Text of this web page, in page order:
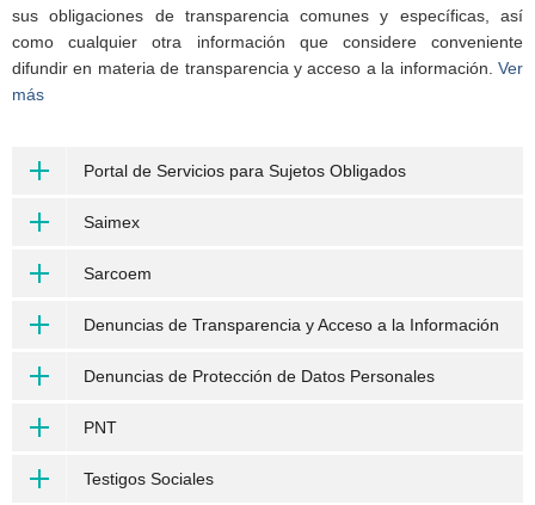
sus obligaciones de transparencia comunes y específicas, así
como cualquier otra información que considere conveniente
difundir en materia de transparencia y acceso a la información. Ver
más
Portal de Servicios para Sujetos Obligados
Saimex
Sarcoem
Denuncias de Transparencia y Acceso a la Información
Denuncias de Protección de Datos Personales
PNT
Testigos Sociales